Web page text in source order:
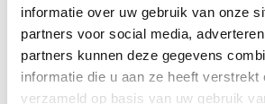
informatie over uw gebruik van onze
partners voor social media,
partners kunnen deze gegevens
informatie die u aan ze heeft verstrekt
verzameld op basis van uw gebruik
RC
Tiel
Zutphen
6711 PL Ede
088 356 20 00
Plan route